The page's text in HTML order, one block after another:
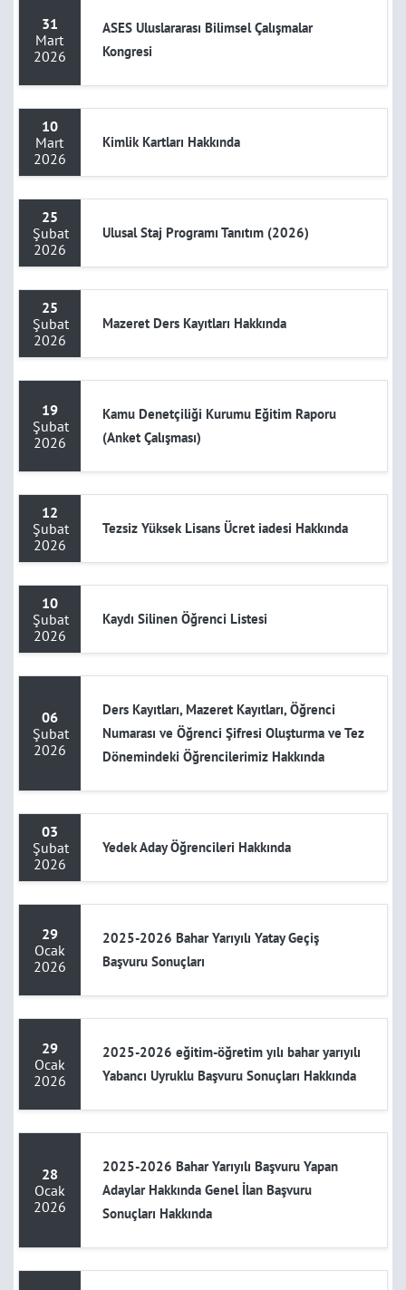
31
Mart
2026
ASES Uluslararası Bilimsel Çalışmalar
Kongresi
10
Mart
2026
Kimlik Kartları Hakkında
25
Şubat
2026
Ulusal Staj Programı Tanıtım (2026)
25
Şubat
2026
Mazeret Ders Kayıtları Hakkında
19
Şubat
2026
Kamu Denetçiliği Kurumu Eğitim Raporu
(Anket Çalışması)
12
Şubat
2026
Tezsiz Yüksek Lisans Ücret iadesi Hakkında
10
Şubat
2026
Kaydı Silinen Öğrenci Listesi
06
Şubat
2026
Ders Kayıtları, Mazeret Kayıtları, Öğrenci
Numarası ve Öğrenci Şifresi Oluşturma ve Tez
Dönemindeki Öğrencilerimiz Hakkında
03
Şubat
2026
Yedek Aday Öğrencileri Hakkında
29
Ocak
2026
2025-2026 Bahar Yarıyılı Yatay Geçiş
Başvuru Sonuçları
29
Ocak
2026
2025-2026 eğitim-öğretim yılı bahar yarıyılı
Yabancı Uyruklu Başvuru Sonuçları Hakkında
28
Ocak
2026
2025-2026 Bahar Yarıyılı Başvuru Yapan
Adaylar Hakkında Genel İlan Başvuru
Sonuçları Hakkında